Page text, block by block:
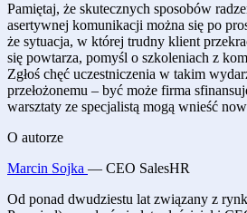
Pamiętaj, że skutecznych sposobów
asertywnej komunikacji można się po
że sytuacja, w której trudny klient
się powtarza, pomyśl o szkoleniach z
Zgłoś chęć uczestniczenia w takim
przełożonemu – być może firma
warsztaty ze specjalistą mogą wnieść
O autorze
Marcin Sojka — CEO SalesHR
Od ponad dwudziestu lat związany z